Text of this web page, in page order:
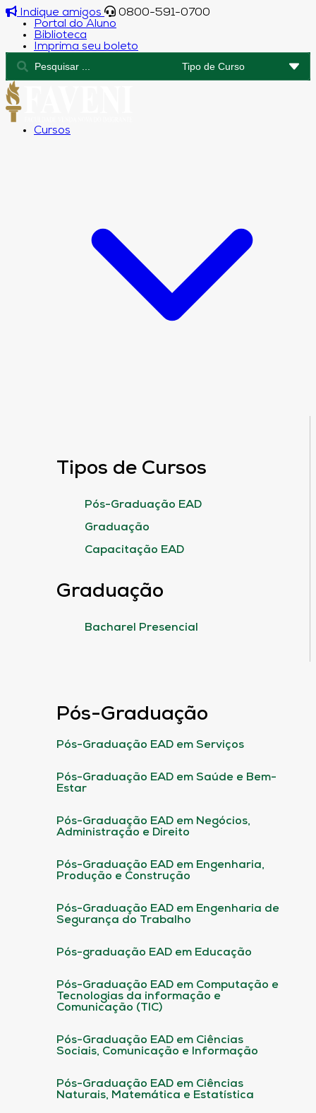
Indique amigos
0800-591-0700
Portal do Aluno
Biblioteca
Imprima seu boleto
Cursos
Tipos de Cursos
Pós-Graduação EAD
Graduação
Capacitação EAD
Graduação
Bacharel Presencial
Pós-Graduação
Pós-Graduação EAD em Serviços
Pós-Graduação EAD em Saúde e Bem-
Estar
Pós-Graduação EAD em Negócios,
Administração e Direito
Pós-Graduação EAD em Engenharia,
Produção e Construção
Pós-Graduação EAD em Engenharia de
Segurança do Trabalho
Pós-graduação EAD em Educação
Pós-Graduação EAD em Computação e
Tecnologias da informação e
Comunicação (TIC)
Pós-Graduação EAD em Ciências
Sociais, Comunicação e Informação
Pós-Graduação EAD em Ciências
Naturais, Matemática e Estatística